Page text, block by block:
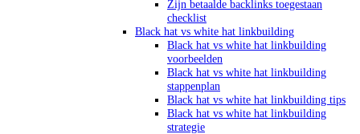
Zijn betaalde backlinks toegestaan
checklist
Black hat vs white hat linkbuilding
Black hat vs white hat linkbuilding
voorbeelden
Black hat vs white hat linkbuilding
stappenplan
Black hat vs white hat linkbuilding tips
Black hat vs white hat linkbuilding
strategie